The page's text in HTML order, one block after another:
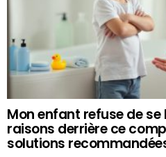
Mon enfant refuse de se
raisons derrière ce
solutions